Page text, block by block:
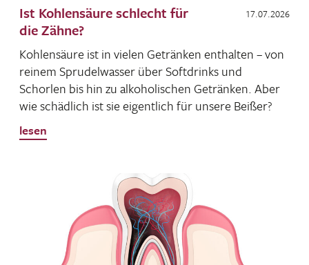
17.07.2026
Ist Kohlensäure schlecht für
die Zähne?
Kohlen­säure ist in vielen Getränken enthalten – von
reinem Spru­del­wasser über Soft­drinks und
Schorlen bis hin zu alko­ho­li­schen Getränken. Aber
wie schäd­lich ist sie eigent­lich für unsere Beißer?
lesen